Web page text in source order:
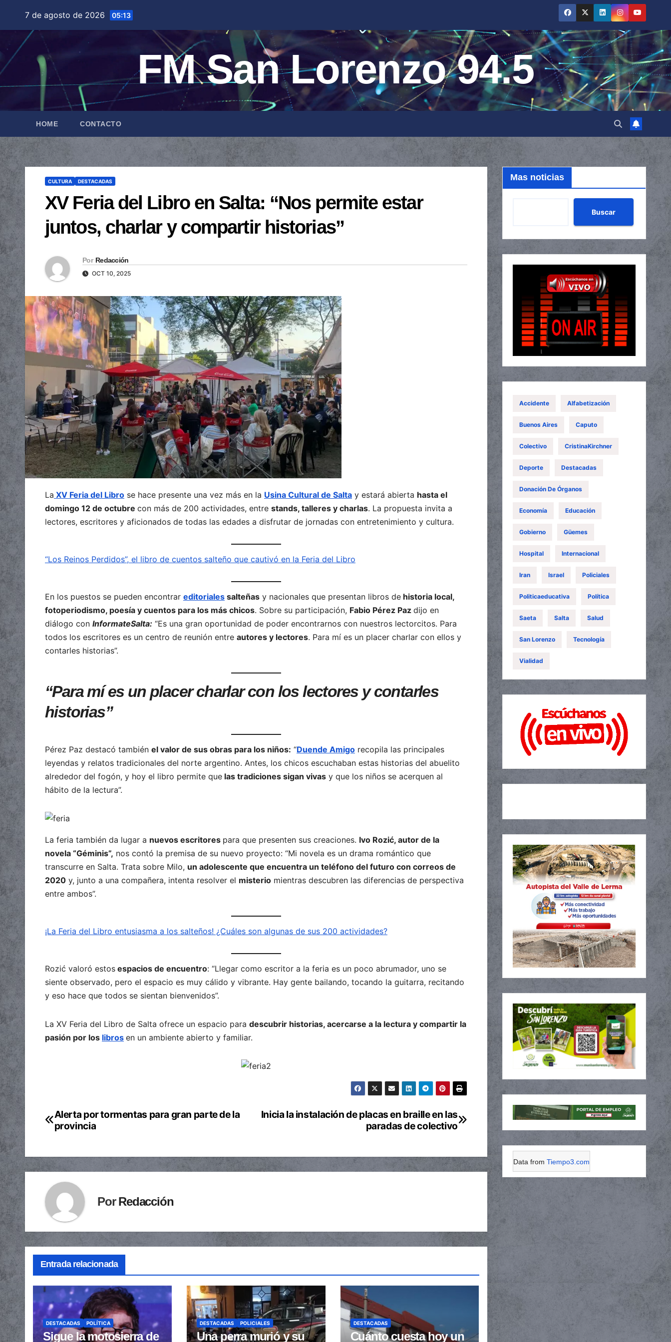
contenido
7 de agosto de 2026 05:13
FM San Lorenzo 94.5
HOME CONTACTO
CULTURA DESTACADAS
XV Feria del Libro en Salta: “Nos permite estar
juntos, charlar y compartir historias”
Por Redacción
OCT 10, 2025
La XV Feria del Libro se hace presente una vez más en la Usina Cultural de Salta y estará abierta hasta el
domingo 12 de octubre con más de 200 actividades, entre stands, talleres y charlas. La propuesta invita a
lectores, escritores y aficionados de todas las edades a disfrutar de jornadas con entretenimiento y cultura.
“Los Reinos Perdidos”, el libro de cuentos salteño que cautivó en la Feria del Libro
En los puestos se pueden encontrar editoriales salteñas y nacionales que presentan libros de historia local,
fotoperiodismo, poesía y cuentos para los más chicos. Sobre su participación, Fabio Pérez Paz dijo en
diálogo con InformateSalta: “Es una gran oportunidad de poder encontrarnos con nuestros lectorcitos. Para
todos los escritores es un centro de reunión entre autores y lectores. Para mí es un placer charlar con ellos y
contarles historias”.
“Para mí es un placer charlar con los lectores y contarles
historias”
Pérez Paz destacó también el valor de sus obras para los niños: “Duende Amigo recopila las principales
leyendas y relatos tradicionales del norte argentino. Antes, los chicos escuchaban estas historias del abuelito
alrededor del fogón, y hoy el libro permite que las tradiciones sigan vivas y que los niños se acerquen al
hábito de la lectura”.
La feria también da lugar a nuevos escritores para que presenten sus creaciones. Ivo Rozić, autor de la
novela “Géminis”, nos contó la premisa de su nuevo proyecto: “Mi novela es un drama romántico que
transcurre en Salta. Trata sobre Milo, un adolescente que encuentra un teléfono del futuro con correos de
2020 y, junto a una compañera, intenta resolver el misterio mientras descubren las diferencias de perspectiva
entre ambos”.
¡La Feria del Libro entusiasma a los salteños! ¿Cuáles son algunas de sus 200 actividades?
Rozić valoró estos espacios de encuentro: “Llegar como escritor a la feria es un poco abrumador, uno se
siente observado, pero el espacio es muy cálido y vibrante. Hay gente bailando, tocando la guitarra, recitando
y eso hace que todos se sientan bienvenidos”.
La XV Feria del Libro de Salta ofrece un espacio para descubrir historias, acercarse a la lectura y compartir la
pasión por los libros en un ambiente abierto y familiar.
Navegación
entradas
Inicia la instalación de placas en braille en las
paradas de colectivo
Alerta por tormentas para gran parte de la
provincia
PorRedacción
Entrada relacionada
DESTACADAS POLÍTICA
Sigue la motosierra de
DESTACADAS POLICIALES
Una perra murió y su
DESTACADAS
Cuánto cuesta hoy un
Mas noticias
Buscar
Accidente Alfabetización
Buenos Aires Caputo
Colectivo CristinaKirchner
Deporte Destacadas
Donación De Órganos
Economía Educación
Gobierno Güemes
Hospital Internacional
Iran Israel Policiales
Politicaeducativa Política
Saeta Salta Salud
San Lorenzo Tecnología
Vialidad
Data from Tiempo3.com